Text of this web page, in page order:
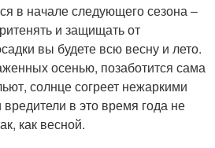
в начале следующего сезона –
и защищать от
вы будете всю весну и лето.
осенью, позаботится сама
солнце согреет нежаркими
в это время года не
как весной.